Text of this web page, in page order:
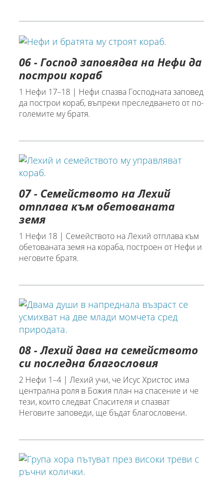
06 - Господ заповядва на Нефи да
построи кораб
1 Нефи 17–18 | Нефи спазва Господната заповед
да построи кораб, въпреки преследването от по-
големите му братя.
07 - Семейството на Лехий
отплава към обетованата
земя
1 Нефи 18 | Семейството на Лехий отплава към
обетованата земя на кораба, построен от Нефи и
неговите братя.
08 - Лехий дава на семейството
си последна благословия
2 Нефи 1–4 | Лехий учи, че Исус Христос има
централна роля в Божия план на спасение и че
тези, които следват Спасителя и спазват
Неговите заповеди, ще бъдат благословени.